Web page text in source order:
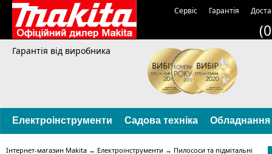
Сервіс Гарантія
Гарантія від виробника
Електроінструменти Садова техніка Обладнання
Інтернет-магазин Makita → Електроінструменти → Пилососи та підмітальні